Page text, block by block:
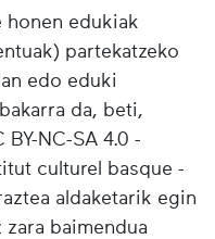
honen edukiak
partekatzeko
edo eduki
da, beti,
NC-SA 4.0 -
culturel basque -
aldaketarik egin
baimendua